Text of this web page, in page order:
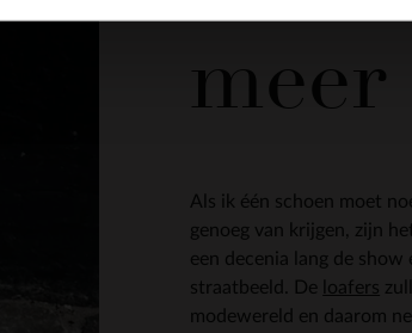
Als ik één schoen moet
genoeg van krijgen, zijn
een decenia lang de
straatbeeld. De
loafers
modewereld en daarom